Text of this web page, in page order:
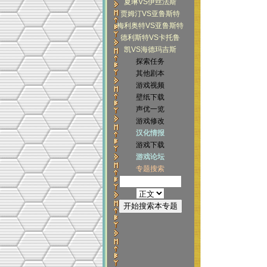
夏琳VS伊丝法斯
贾姆汀VS亚鲁斯特
梅利奥特VS亚鲁斯特
德利斯特VS卡托鲁
凯VS海德玛吉斯
探索任务
其他剧本
游戏视频
壁纸下载
声优一览
游戏修改
汉化情报
游戏下载
游戏论坛
专题搜索